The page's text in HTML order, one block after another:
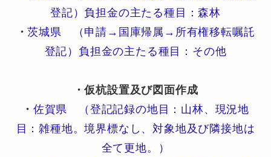
登記）負担金の主たる種目：森林
・茨城県 （申請→国庫帰属→所有権移転嘱託
登記）負担金の主たる種目：その他
・仮杭設置及び図面作成
・ 佐賀県 （登記記録の地目：山林、現況地
目：雑種地。境界標なし、対象地及び隣接地は
全て更地。）